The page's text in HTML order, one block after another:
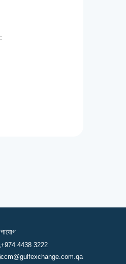
+974 4438 3222
ccm@gulfexchange.com.qa